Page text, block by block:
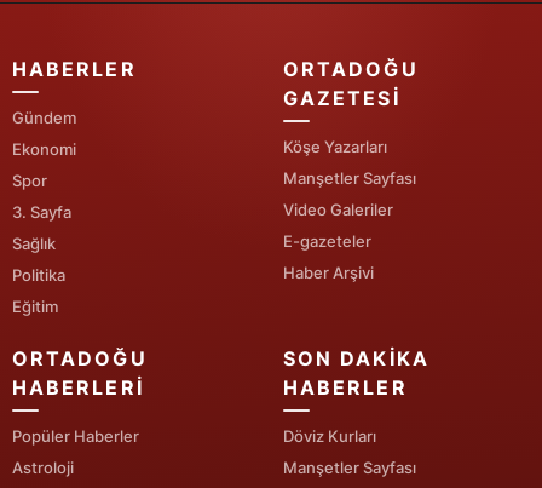
Düzce
HABERLER
Gündem
Ekonomi
Spor
3. Sayfa
Sağlık
Politika
Eğitim
ORTADOĞU
GAZETESI
Köşe Yazarları
Manşetler Sayfası
Video Galeriler
E-gazeteler
Haber Arşivi
ORTADOĞU
HABERLERI
Popüler Haberler
Astroloji
SON DAKIKA
HABERLER
Döviz Kurları
Manşetler Sayfası